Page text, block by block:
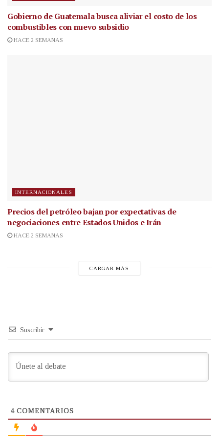
Gobierno de Guatemala busca aliviar el costo de los
combustibles con nuevo subsidio
HACE 2 SEMANAS
INTERNACIONALES
Precios del petróleo bajan por expectativas de
negociaciones entre Estados Unidos e Irán
HACE 2 SEMANAS
CARGAR MÁS
Suscribir
4COMENTARIOS